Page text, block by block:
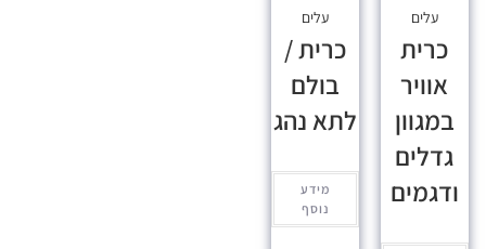
עלים
כרית
אוויר
במגוון
גדלים
ודגמים
עלים
כרית /
בולם
לתא נהג
מידע
נוסף